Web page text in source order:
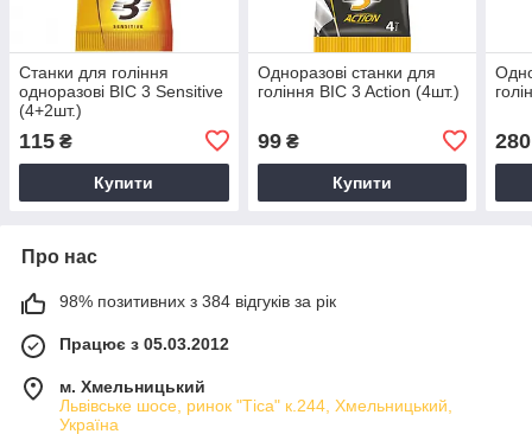
Станки для гоління
одноразові BIC 3 Sensitive
(4+2шт.)
115 ₴
Купити
Одноразові станки для
гоління BIC 3 Action (4шт.)
99₴
Купити
280
Про нас
98% позитивних з 384 відгуків за рік
Працює з 05.03.2012
м. Хмельницький
Львівське шосе, ринок "Тіса" к.244, Хмельницький,
Україна